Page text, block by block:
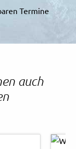
Termine
auch